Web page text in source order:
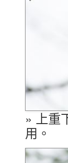
» 上重
用。